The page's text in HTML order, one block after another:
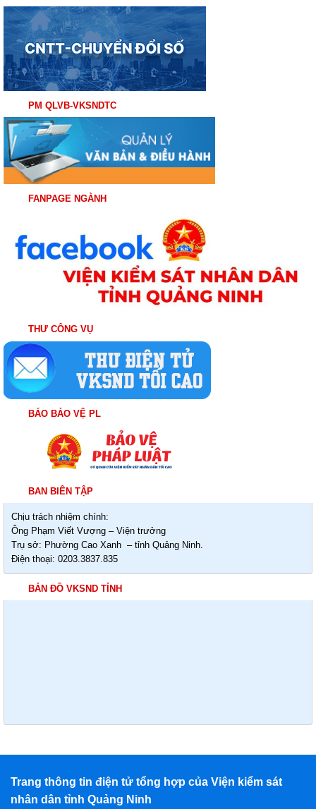
PM QLVB-VKSNDTC
FANPAGE NGÀNH
THƯ CÔNG VỤ
BÁO BẢO VỆ PL
BAN BIÊN TẬP
Chịu trách nhiệm chính:
Ông Phạm Viết Vượng – Viện trưởng
Trụ sở: Phường Cao Xanh – tỉnh Quảng Ninh.
Điện thoại: 0203.3837.835
BẢN ĐỒ VKSND TỈNH
Trang thông tin điện tử tổng hợp của Viện kiểm sát
nhân dân tỉnh Quảng Ninh